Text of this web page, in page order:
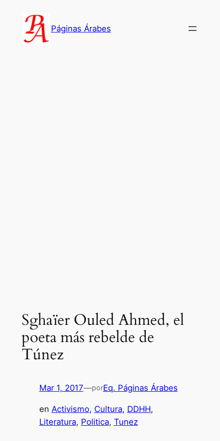
contenido
Páginas Árabes
Sghaïer Ouled Ahmed, el
poeta más rebelde de
Túnez
Mar 1, 2017—porEq. Páginas Árabes
en Activismo, Cultura, DDHH
Literatura, Politica, Tunez